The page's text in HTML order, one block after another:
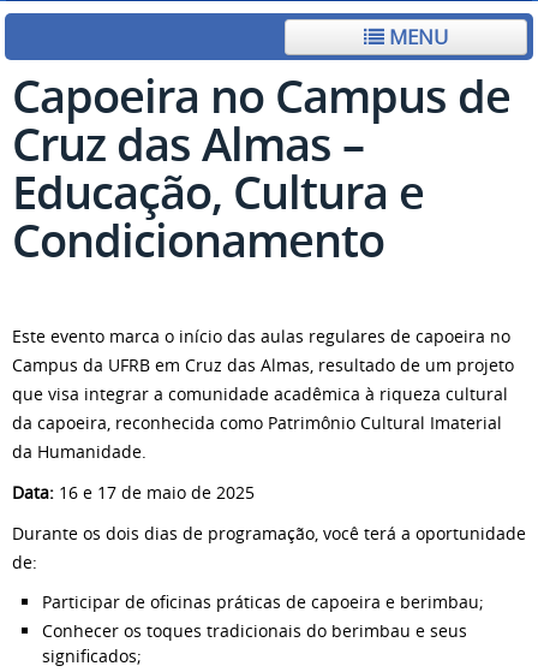
MENU
Capoeira no Campus de
Cruz das Almas –
Educação, Cultura e
Condicionamento
Este evento marca o início das aulas regulares de capoeira no
Campus da UFRB em Cruz das Almas, resultado de um projeto
que visa integrar a comunidade acadêmica à riqueza cultural
da capoeira, reconhecida como Patrimônio Cultural Imaterial
da Humanidade.
Data: 16 e 17 de maio de 2025
Durante os dois dias de programação, você terá a oportunidade
de:
Participar de oficinas práticas de capoeira e berimbau;
Conhecer os toques tradicionais do berimbau e seus
significados;